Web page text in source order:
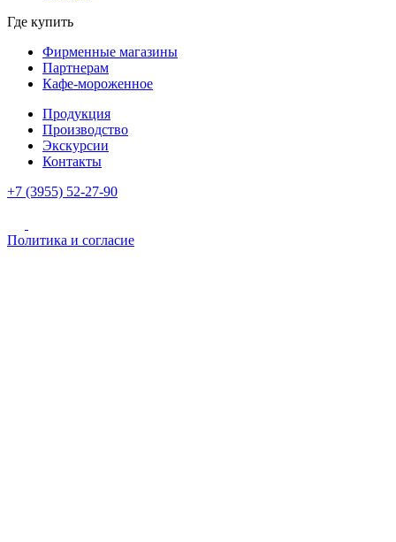
Где купить
Фирменные магазины
Партнерам
Кафе-мороженное
Продукция
Производство
Экскурсии
Контакты
+7 (3955) 52-27-90
Политика и согласие